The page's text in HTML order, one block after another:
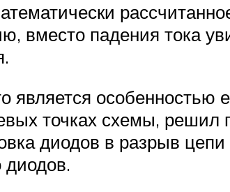
вместо падения тока
является особенностью
точках схемы, решил
диодов в разрыв